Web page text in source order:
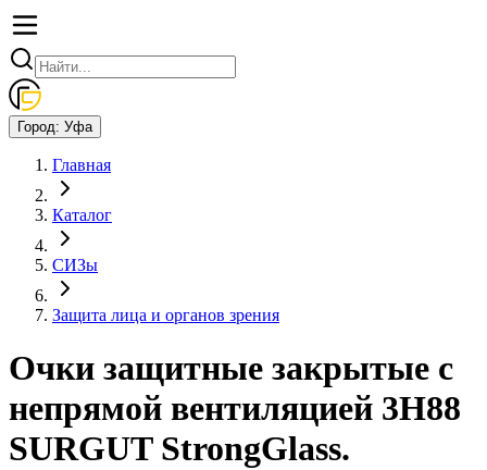
Город: Уфа
Главная
Каталог
СИЗы
Защита лица и органов зрения
Очки защитные закрытые с
непрямой вентиляцией 3Н88
SURGUT StrongGlass.